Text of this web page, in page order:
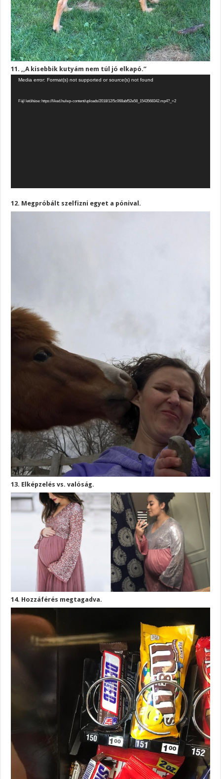
11. ,,A kisebbik kutyám nem túl jó elkapó.”
Videólejátszó
Media error: Format(s) not supported or source(s) not found
Fájl letöltése: https://liked.hu/wp-content/uploads/2018/12/5c068abf52e58_1543568342.mp4?_=2
12. Megpróbált szelfizni egyet a pónival.
13. Elképzelés vs. valóság.
14. Hozzáférés megtagadva.